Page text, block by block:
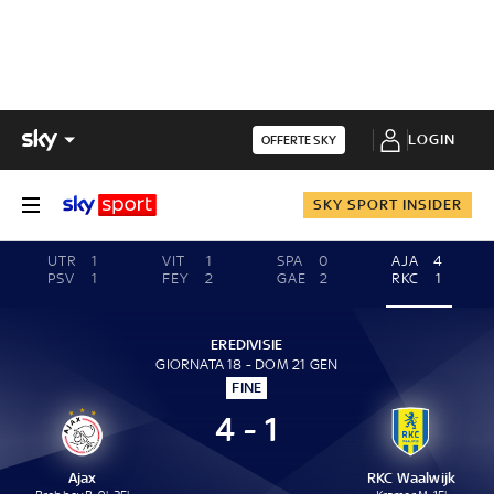
OFFERTE SKY LOGIN
SKY SPORT INSIDER
UTR
1
PSV
1
VIT
1
FEY
2
SPA
0
GAE
2
AJA
4
RKC
1
EREDIVISIE
GIORNATA 18 - DOM 21 GEN
FINE
Ajax
4 - 1
RKC Waalwijk